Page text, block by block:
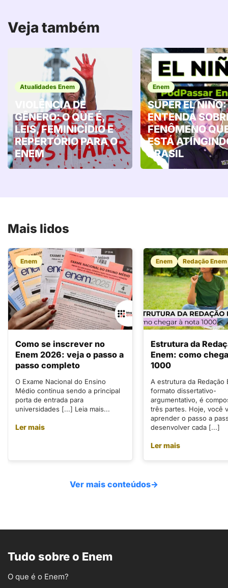
Veja também
Atualidades Enem
VIOLÊNCIA DE
GÊNERO: O QUE É,
LEIS, FEMINICÍDIO E
REPERTÓRIO PARA O
ENEM
Enem
SUPER EL NINO:
ENTENDA
FENÔMENO
ESTÁ
BRASIL
Mais lidos
Enem
Como se inscrever no
Enem 2026: veja o passo a
passo completo
O Exame Nacional do Ensino
Médio continua sendo a principal
porta de entrada para
universidades [...] Leia mais...
Ler mais
Enem Redação Enem
Estrutura da
Enem: como
1000
A estrutura da Redação
formato dissertativo-
argumentativo, é
três partes. Hoje, você
aprender o passo a
desenvolver cada [...]
Ler mais
Ver mais conteúdos→
Tudo sobre o Enem
O que é o Enem?